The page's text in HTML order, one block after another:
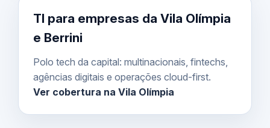
TI para empresas da Vila Olímpia
e Berrini
Polo tech da capital: multinacionais, fintechs,
agências digitais e operações cloud-first.
Ver cobertura na Vila Olímpia